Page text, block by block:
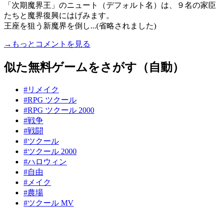
「次期魔界王」のニュート（デフォルト名）は、９名の家臣
たちと魔界復興にはげみます。
王座を狙う新魔界を倒し...(省略されました)
→もっとコメントを見る
似た無料ゲームをさがす（自動）
#リメイク
#RPG ツクール
#RPG ツクール 2000
#戦争
#戦闘
#ツクール
#ツクール 2000
#ハロウィン
#自由
#メイク
#農場
#ツクール MV